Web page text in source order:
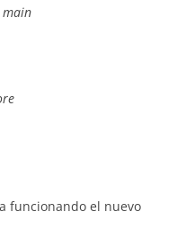
main
funcionando el nuevo